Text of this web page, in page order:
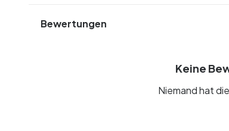
Bewertungen
Keine
Niemand hat